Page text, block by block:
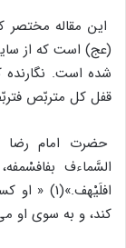
این مقاله مختصر
(عج) است که از
شده است. نگارنده
قفل کل متربّص
حضرت امام رضا
السَّماءف
کند، و به سوى او